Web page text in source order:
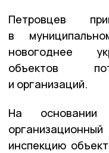
Петровцев
в
новогоднее
объектов
и организаций.
На основании
инспекцию